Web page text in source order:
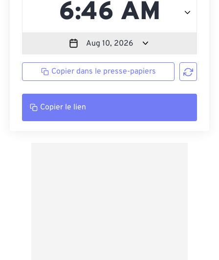
Copier dans le presse-papiers
Copier le lien